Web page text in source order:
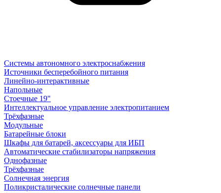
Системы автономного электроснабжения
Источники бесперебойного питания
Линейно-интерактивные
Напольные
Стоечные 19"
Интеллектуальное управление электропитанием
Трёхфазные
Модульные
Батарейные блоки
Шкафы для батарей, аксессуары для ИБП
Автоматические стабилизаторы напряжения
Однофазные
Трёхфазные
Солнечная энергия
Поликристалические солнечные панели